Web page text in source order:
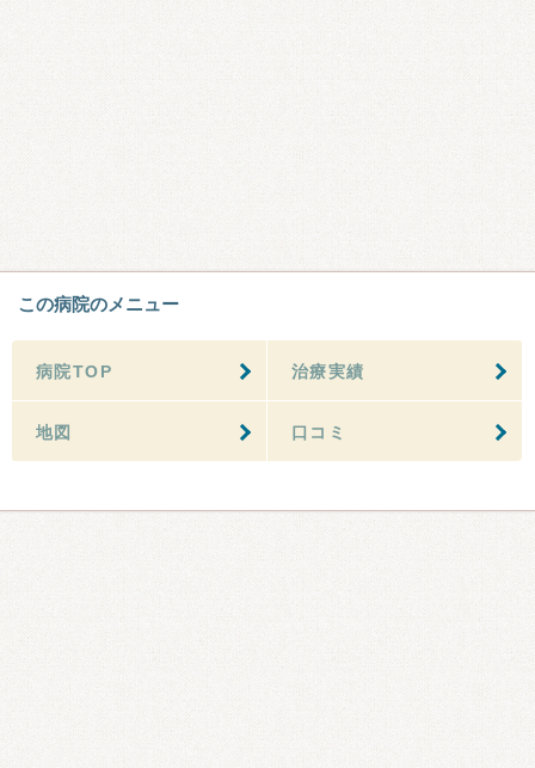
この病院のメニュー
病院TOP 治療実績
地図 口コミ